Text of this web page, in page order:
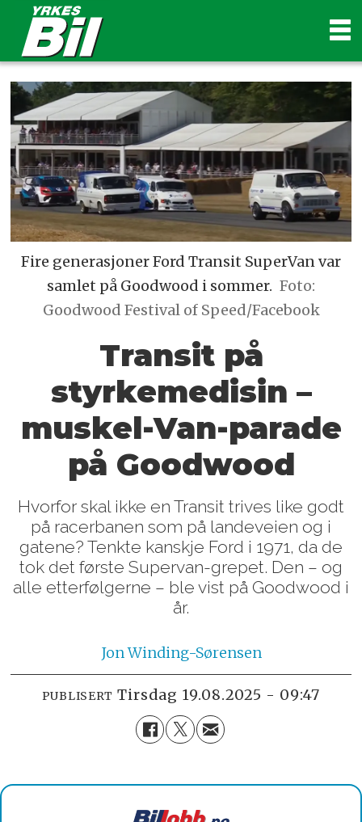
Fire generasjoner Ford Transit SuperVan var
samlet på Goodwood i sommer. Foto:
Goodwood Festival of Speed/Facebook
Transit på
styrkemedisin –
muskel-Van-parade
på Goodwood
Hvorfor skal ikke en Transit trives like godt
på racerbanen som på landeveien og i
gatene? Tenkte kanskje Ford i 1971, da de
tok det første Supervan-grepet. Den – og
alle etterfølgerne – ble vist på Goodwood i
år.
JonWinding-Sørensen
PUBLISERT tirsdag 19.08.2025 - 09:47